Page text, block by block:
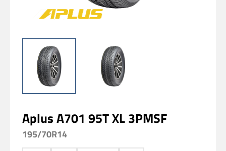
Aplus A701 95T XL 3PMSF
195/70R14